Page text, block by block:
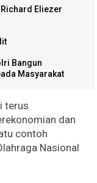
Eliezer
Bangun
Masyarakat
terus
dan
contoh
Nasional